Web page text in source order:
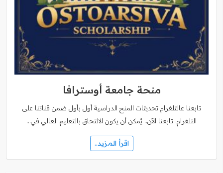
منحة جامعة أوسترافا
تابعنا عالتلغرام تحديثات المنح الدراسية أول بأول ضمن قناتنا على
التلغرام. تابعنا الآن.. يُمكن أن يكون الالتحاق بالتعليم العالي في…
اقرأ المزيد..